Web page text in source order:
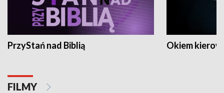
PrzyStań nad Biblią Okiem
FILMY